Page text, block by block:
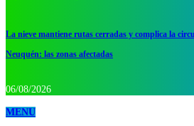
La nieve mantiene rutas cerradas y complica la
Neuquén: las zonas afectadas
06/08/2026
MENU